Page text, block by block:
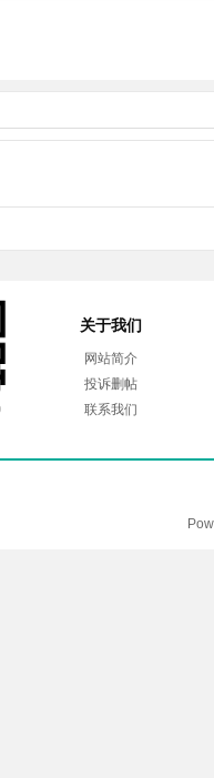
关于我们
网站简介
投诉删帖
联系我们